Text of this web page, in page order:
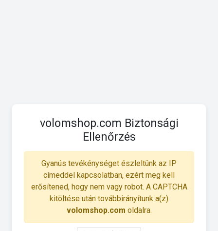
volomshop.com Biztonsági
Ellenőrzés
Gyanús tevékénységet észleltünk az IP
címeddel kapcsolatban, ezért meg kell
erősítened, hogy nem vagy robot. A CAPTCHA
kitöltése után továbbirányítunk a(z)
volomshop.com oldalra.